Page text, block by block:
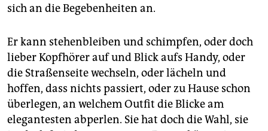
sich an die Begebenheiten an.
Er kann stehenbleiben und schimpfen, oder doch
lieber Kopfhörer auf und Blick aufs Handy, oder
die Straßenseite wechseln, oder lächeln und
hoffen, dass nichts passiert, oder zu Hause schon
überlegen, an welchem Outfit die Blicke am
elegantesten abperlen. Sie hat doch die Wahl, sie